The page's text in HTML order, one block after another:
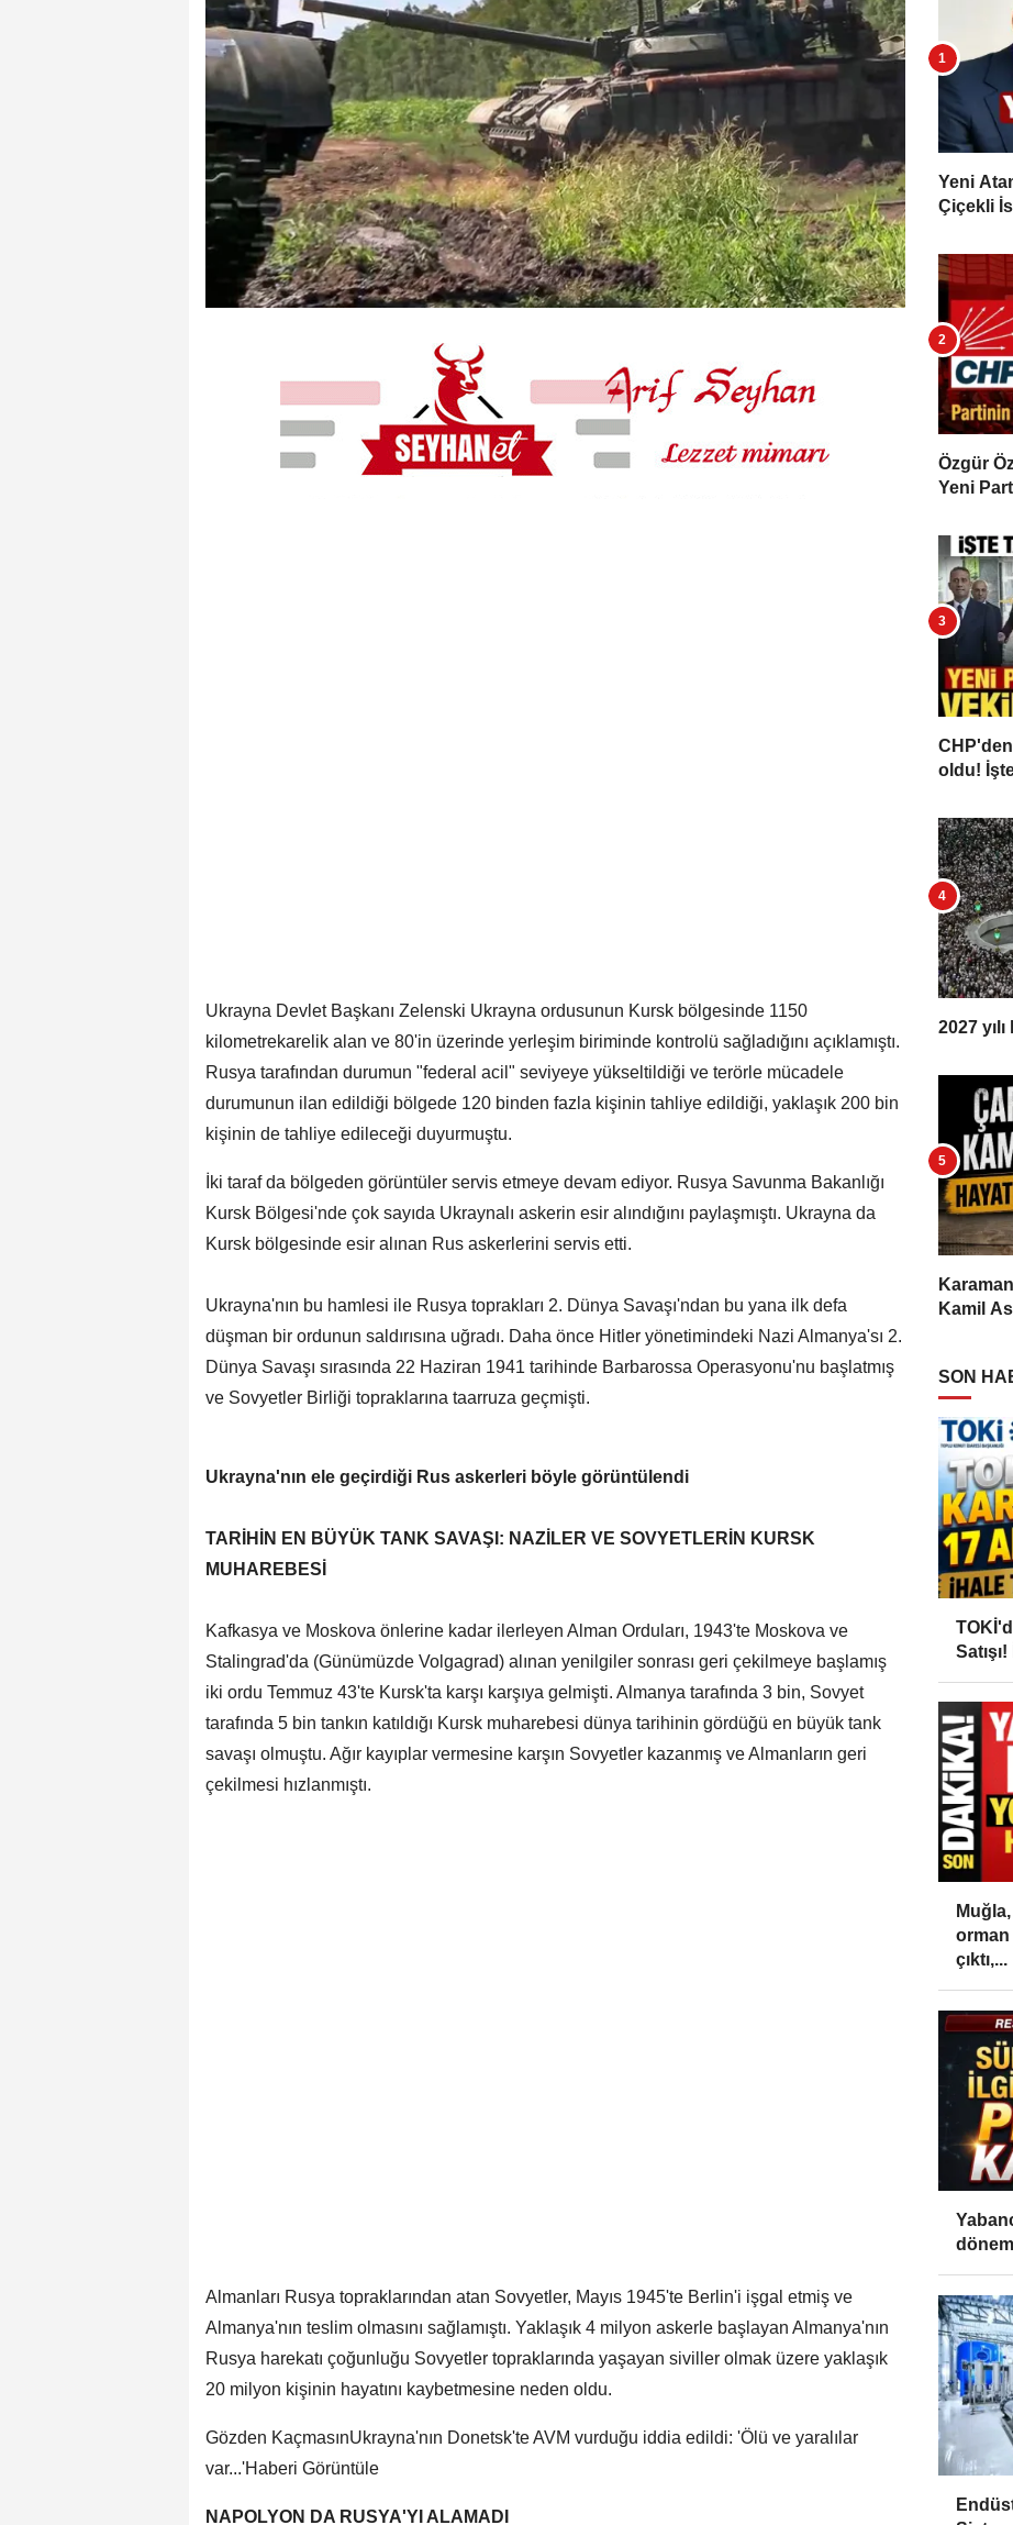
Ukrayna Devlet Başkanı Zelenski Ukrayna ordusunun Kursk bölgesinde 1150
kilometrekarelik alan ve 80'in üzerinde yerleşim biriminde kontrolü sağladığını açıklamıştı.
Rusya tarafından durumun "federal acil" seviyeye yükseltildiği ve terörle mücadele
durumunun ilan edildiği bölgede 120 binden fazla kişinin tahliye edildiği, yaklaşık 200 bin
kişinin de tahliye edileceği duyurmuştu.
İki taraf da bölgeden görüntüler servis etmeye devam ediyor. Rusya Savunma Bakanlığı
Kursk Bölgesi'nde çok sayıda Ukraynalı askerin esir alındığını paylaşmıştı. Ukrayna da
Kursk bölgesinde esir alınan Rus askerlerini servis etti.
Ukrayna'nın bu hamlesi ile Rusya toprakları 2. Dünya Savaşı'ndan bu yana ilk defa
düşman bir ordunun saldırısına uğradı. Daha önce Hitler yönetimindeki Nazi Almanya'sı 2.
Dünya Savaşı sırasında 22 Haziran 1941 tarihinde Barbarossa Operasyonu'nu başlatmış
ve Sovyetler Birliği topraklarına taarruza geçmişti.
Ukrayna'nın ele geçirdiği Rus askerleri böyle görüntülendi
TARİHİN EN BÜYÜK TANK SAVAŞI: NAZİLER VE SOVYETLERİN KURSK
MUHAREBESİ
Kafkasya ve Moskova önlerine kadar ilerleyen Alman Orduları, 1943'te Moskova ve
Stalingrad'da (Günümüzde Volgagrad) alınan yenilgiler sonrası geri çekilmeye başlamış
iki ordu Temmuz 43'te Kursk'ta karşı karşıya gelmişti. Almanya tarafında 3 bin, Sovyet
tarafında 5 bin tankın katıldığı Kursk muharebesi dünya tarihinin gördüğü en büyük tank
savaşı olmuştu. Ağır kayıplar vermesine karşın Sovyetler kazanmış ve Almanların geri
çekilmesi hızlanmıştı.
Almanları Rusya topraklarından atan Sovyetler, Mayıs 1945'te Berlin'i işgal etmiş ve
Almanya'nın teslim olmasını sağlamıştı. Yaklaşık 4 milyon askerle başlayan Almanya'nın
Rusya harekatı çoğunluğu Sovyetler topraklarında yaşayan siviller olmak üzere yaklaşık
20 milyon kişinin hayatını kaybetmesine neden oldu.
Gözden KaçmasınUkrayna'nın Donetsk'te AVM vurduğu iddia edildi: 'Ölü ve yaralılar
var...'Haberi Görüntüle
NAPOLYON DA RUSYA'YI ALAMADI
Yeni
Çiçekli
Özgür
Yeni
oldu!
2027
Kamil
SON
orman
çıktı,...